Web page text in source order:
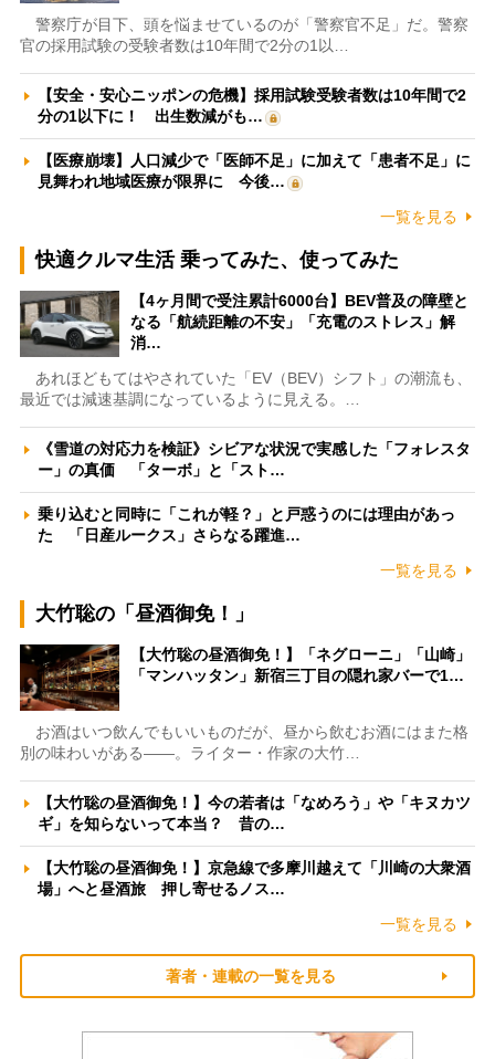
警察庁が目下、頭を悩ませているのが「警察官不足」だ。警察
官の採用試験の受験者数は10年間で2分の1以…
【安全・安心ニッポンの危機】採用試験受験者数は10年間で2
分の1以下に！ 出生数減がも…
【医療崩壊】人口減少で「医師不足」に加えて「患者不足」に
見舞われ地域医療が限界に 今後…
一覧を見る
快適クルマ生活 乗ってみた、使ってみた
【4ヶ月間で受注累計6000台】BEV普及の障壁と
なる「航続距離の不安」「充電のストレス」解
消…
あれほどもてはやされていた「EV（BEV）シフト」の潮流も、
最近では減速基調になっているように見える。…
《雪道の対応力を検証》シビアな状況で実感した「フォレスタ
ー」の真価 「ターボ」と「スト…
乗り込むと同時に「これが軽？」と戸惑うのには理由があっ
た 「日産ルークス」さらなる躍進…
一覧を見る
大竹聡の「昼酒御免！」
【大竹聡の昼酒御免！】「ネグローニ」「山崎」
「マンハッタン」新宿三丁目の隠れ家バーで1…
お酒はいつ飲んでもいいものだが、昼から飲むお酒にはまた格
別の味わいがある――。ライター・作家の大竹…
【大竹聡の昼酒御免！】今の若者は「なめろう」や「キヌカツ
ギ」を知らないって本当？ 昔の…
【大竹聡の昼酒御免！】京急線で多摩川越えて「川崎の大衆酒
場」へと昼酒旅 押し寄せるノス…
一覧を見る
著者・連載の一覧を見る